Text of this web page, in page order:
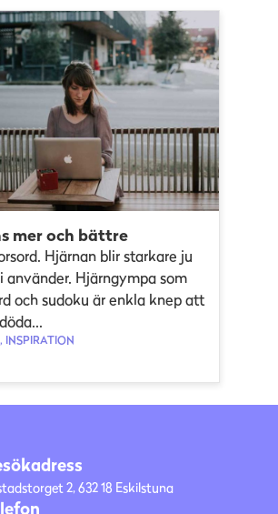
mer och bättre
Hjärnan blir starkare ju
använder. Hjärngympa som
och sudoku är enkla knep att
INSPIRATION
2, 632 18 Eskilstuna